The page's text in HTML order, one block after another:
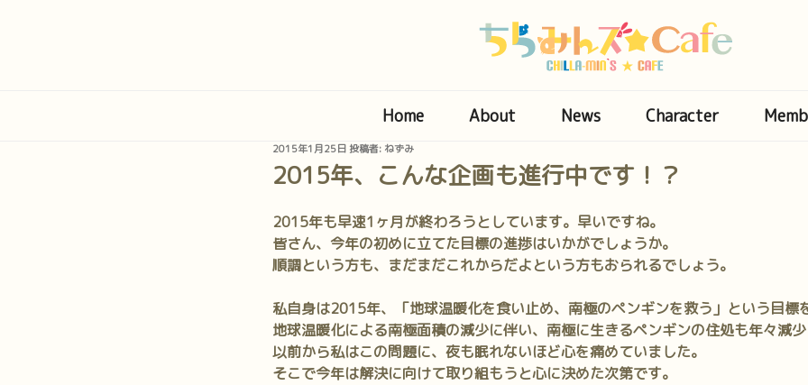
Home About News Character
投
日:
2015年1月25日投稿者: ねずみ
2015年、こんな企画も進行中です！？
2015年も早速1ヶ月が終わろうとしています。早いですね。
皆さん、今年の初めに立てた目標の進捗はいかがでしょうか。
順調という方も、まだまだこれからだよという方もおられるでしょう。
私自身は2015年、 「地球温暖化を食い止め、南極のペンギンを救う」 という目標
地球温暖化による南極面積の減少に伴い、南極に生きるペンギンの住処も年々減
以前から私はこの問題に、夜も眠れないほど心を痛めていました。
そこで今年は解決に向けて取り組もうと心に決めた次第です。